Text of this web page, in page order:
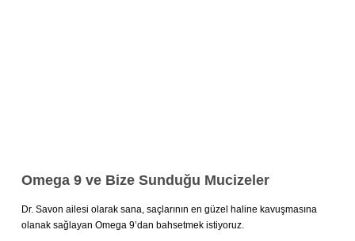
Omega 9 ve Bize Sunduğu Mucizeler
Dr. Savon ailesi olarak sana, saçlarının en güzel haline kavuşmasına
olanak sağlayan Omega 9’dan bahsetmek istiyoruz.